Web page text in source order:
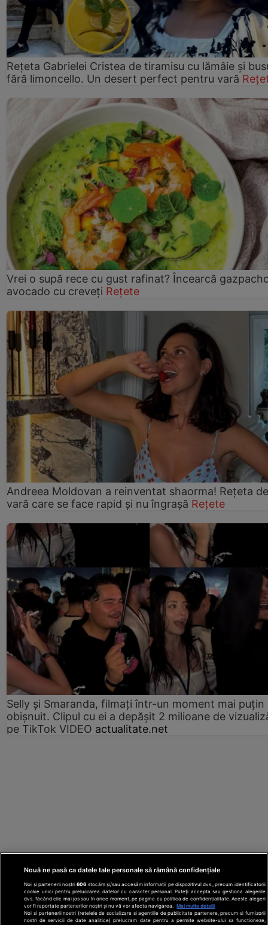
Rețeta Gabrielei Cristea de tiramisu cu lămâie și
fără limoncello. Un desert perfect pentru vară
Vrei o supă rece cu gust rafinat? Încearcă
avocado cu creveți Rețete
Andreea Moldovan a reinventat shaorma! Rețeta de
vară care se face rapid și nu îngrașă Rețete
Selly și Smaranda, filmați într-un moment mai puțin
obișnuit. Clipul cu ei a depășit 2 milioane de
pe TikTok VIDEO actualitate.net
Nouă ne pasă ca datele tale personale să rămână confidențiale
Noi și partenerii noștri606 stocăm și/sau accesăm informații pe dispozitivul dvs., precum identificatorii
cookie unici pentru prelucrarea datelor cu caracter personal. Puteți accepta sau gestiona alegerile
dvs. făcând clic mai jos sau în orice moment, pe pagina cu politica de confidențialitate. Aceste alegeri
vor fi raportate partenerilor noștri și nu vă vor afecta navigarea.
Mai multe detalii
Noi si partenerii nostri (retelele de socializare si agentiile de publicitate partenere, precum si furnizorii
nostri de servicii de date analitice) prelucram date pentru a permite website-ului sa functioneze,